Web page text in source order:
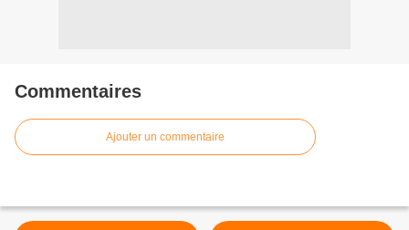
Commentaires
Ajouter un commentaire